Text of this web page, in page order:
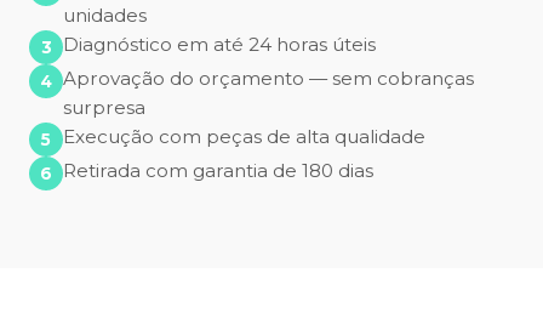
unidades
Diagnóstico em até 24 horas úteis
Aprovação do orçamento — sem cobranças
surpresa
Execução com peças de alta qualidade
Retirada com garantia de 180 dias